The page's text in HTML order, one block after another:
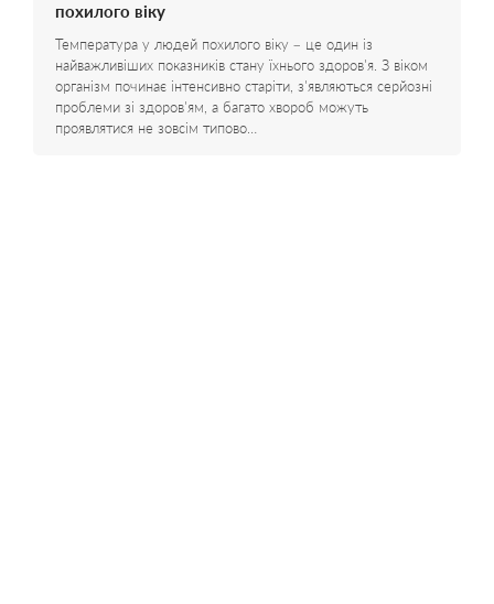
похилого віку
Температура у людей похилого віку – це один із
найважливіших показників стану їхнього здоров'я. З віком
організм починає інтенсивно старіти, з'являються серйозні
проблеми зі здоров'ям, а багато хвороб можуть
проявлятися не зовсім типово…